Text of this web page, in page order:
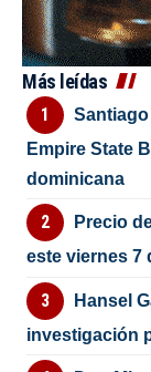
Más leídas
Empire State
dominicana
Precio
este viernes 7
Hansel
investigación